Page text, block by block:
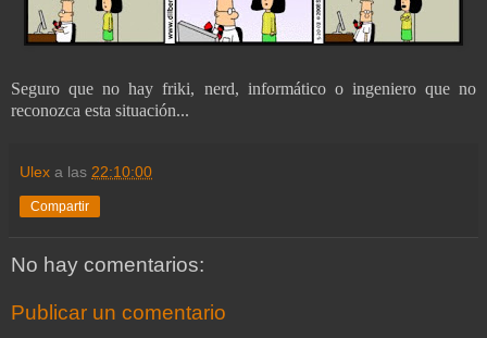
Seguro que no hay friki, nerd, informático o ingeniero que no
reconozca esta situación...
Ulex a las 22:10:00
Compartir
No hay comentarios:
Publicar un comentario